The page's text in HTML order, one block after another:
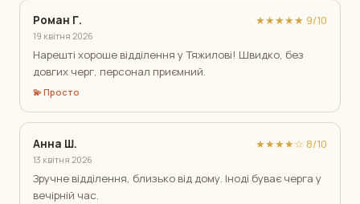
Роман Г.
19 квітня 2026
★★★★★ 9/10
Нарешті хороше відділення у Тяжилові! Швидко, без
довгих черг, персонал приємний.
💫 Просто
Анна Ш.
13 квітня 2026
★★★★☆ 8/10
Зручне відділення, близько від дому. Іноді буває черга у
вечірній час.